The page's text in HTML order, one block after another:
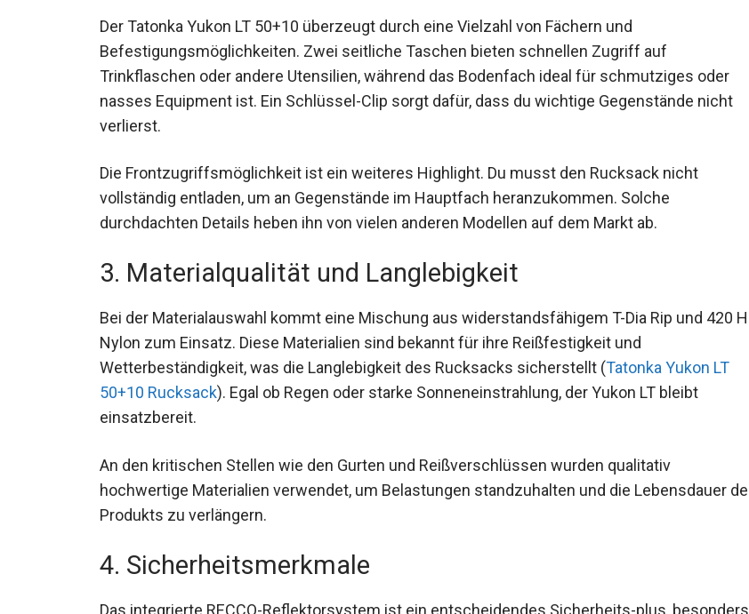
Der Tatonka Yukon LT 50+10 überzeugt durch eine Vielzahl von Fächern und
Befestigungsmöglichkeiten. Zwei seitliche Taschen bieten schnellen Zugriff auf
Trinkflaschen oder andere Utensilien, während das Bodenfach ideal für schmutziges oder
nasses Equipment ist. Ein Schlüssel-Clip sorgt dafür, dass du wichtige Gegenstände nicht
verlierst.
Die Frontzugriffsmöglichkeit ist ein weiteres Highlight. Du musst den Rucksack nicht
vollständig entladen, um an Gegenstände im Hauptfach heranzukommen. Solche
durchdachten Details heben ihn von vielen anderen Modellen auf dem Markt ab.
3. Materialqualität und Langlebigkeit
Bei der Materialauswahl kommt eine Mischung aus widerstandsfähigem T-Dia Rip und 420
HD Nylon zum Einsatz. Diese Materialien sind bekannt für ihre Reißfestigkeit und
Wetterbeständigkeit, was die Langlebigkeit des Rucksacks sicherstellt (Tatonka Yukon LT
50+10 Rucksack). Egal ob Regen oder starke Sonneneinstrahlung, der Yukon LT bleibt
einsatzbereit.
An den kritischen Stellen wie den Gurten und Reißverschlüssen wurden qualitativ
hochwertige Materialien verwendet, um Belastungen standzuhalten und die Lebensdauer
des Produkts zu verlängern.
4. Sicherheitsmerkmale
Das integrierte RECCO-Reflektorsystem ist ein entscheidendes Sicherheits-plus, besonders